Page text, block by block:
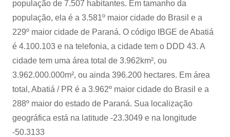
população de 7.507 habitantes. Em tamanho da
população, ela é a 3.581º maior cidade do Brasil e a
229º maior cidade de Paraná. O código IBGE de Abatiá
é 4.100.103 e na telefonia, a cidade tem o DDD 43. A
cidade tem uma área total de 3.962km², ou
3.962.000.000m², ou ainda 396.200 hectares. Em área
total, Abatiá / PR é a 3.962º maior cidade do Brasil e a
288º maior do estado de Paraná. Sua localização
geográfica está na latitude -23.3049 e na longitude
-50.3133